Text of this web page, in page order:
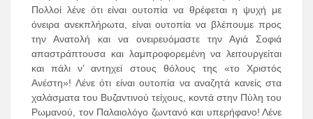
Πολλοί λένε ότι είναι ουτοπία να θρέφεται η ψυχή με
όνειρα ανεκπλήρωτα, είναι ουτοπία να βλέπουμε προς
την Ανατολή και να ονειρευόμαστε την Αγιά Σοφιά
απαστράπτουσα και λαμπροφορεμένη να λειτουργείται
και πάλι ν’ αντηχεί στους θόλους της «το Χριστός
Ανέστη»! Λένε ότι είναι ουτοπία να αναζητά κανείς στα
χαλάσματα του Βυζαντινού τείχους, κοντά στην Πύλη του
Ρωμανού, τον Παλαιολόγο ζωντανό και υπερήφανο! Λένε